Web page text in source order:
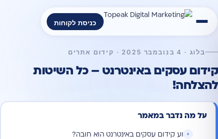
כניסת לקוחות
בלוג · 4 בנובמבר 2025 · קידום אתרים
קידום עסקים באינטרנט – כל השיטות
להצלחה!
על מה נדבר במאמר
מדוע קידום עסקים באינטרנט הוא חובה?